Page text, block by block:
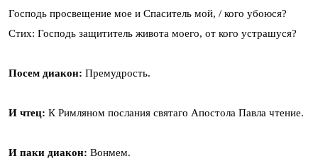
Господь просвещение мое и Спаситель мой, / кого убоюся?
Стих: Господь защититель живота моего, от кого устрашуся?
Посем диакон: Премудрость.
И чтец: К Римляном послания святаго Апостола Павла чтение.
И паки диакон: Вонмем.